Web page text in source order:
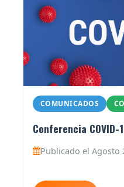
COMUNICADOS
Conferencia
Publicado el Agosto